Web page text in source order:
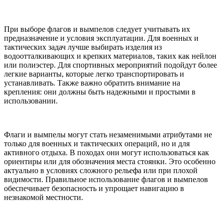
При выборе флагов и вымпелов следует учитывать их
предназначение и условия эксплуатации. Для военных и
тактических задач лучше выбирать изделия из
водоотталкивающих и крепких материалов, таких как нейлон
или полиэстер. Для спортивных мероприятий подойдут более
легкие варианты, которые легко транспортировать и
устанавливать. Также важно обратить внимание на
крепления: они должны быть надежными и простыми в
использовании.
Флаги и вымпелы могут стать незаменимыми атрибутами не
только для военных и тактических операций, но и для
активного отдыха. В походах они могут использоваться как
ориентиры или для обозначения места стоянки. Это особенно
актуально в условиях сложного рельефа или при плохой
видимости. Правильное использование флагов и вымпелов
обеспечивает безопасность и упрощает навигацию в
незнакомой местности.